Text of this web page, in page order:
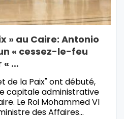
» au Caire: Antonio
« cessez-le-feu
« …
de la Paix" ont débuté,
capitale administrative
Le Roi Mohammed VI
des Affaires…